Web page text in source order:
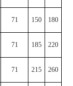
71 150 180
71 185 220
71 215 260